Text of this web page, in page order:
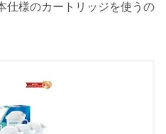
仕様のカートリッジを使うの